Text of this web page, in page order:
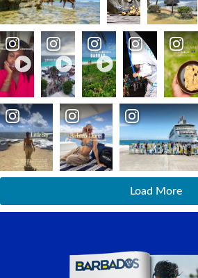
Load More